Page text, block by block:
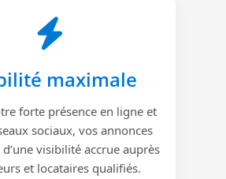
maximale
forte présence en ligne et
sociaux, vos annonces
visibilité accrue auprès
et locataires qualifiés.